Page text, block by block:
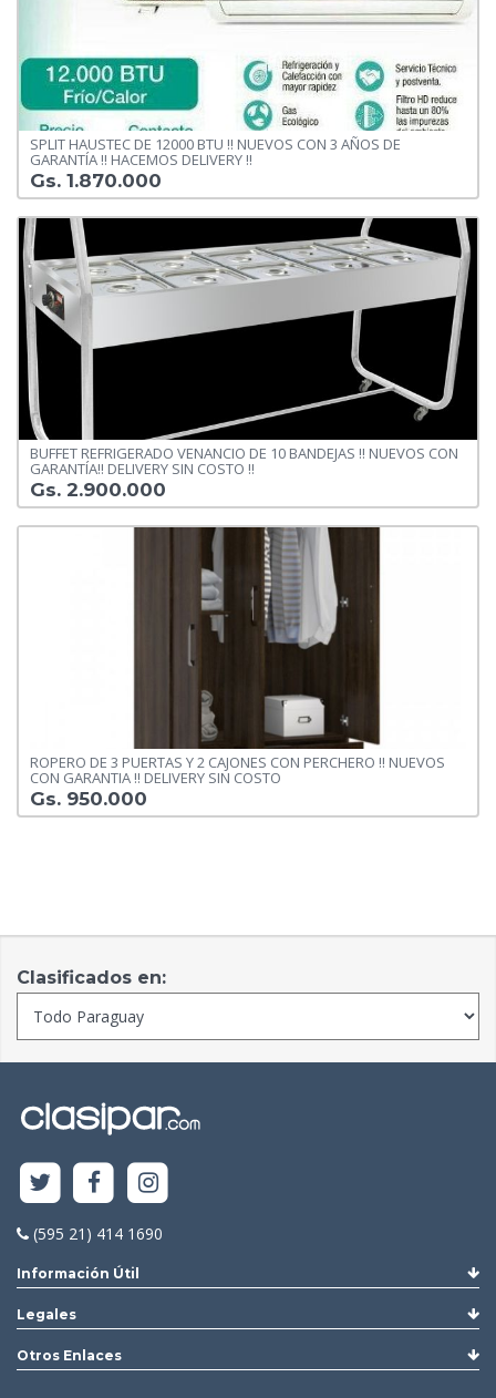
SPLIT HAUSTEC DE 12000 BTU !! NUEVOS CON 3 AÑOS DE
GARANTÍA !! HACEMOS DELIVERY !!
Gs. 1.870.000
BUFFET REFRIGERADO VENANCIO DE 10 BANDEJAS !! NUEVOS CON
GARANTÍA!! DELIVERY SIN COSTO !!
Gs. 2.900.000
ROPERO DE 3 PUERTAS Y 2 CAJONES CON PERCHERO !! NUEVOS
CON GARANTIA !! DELIVERY SIN COSTO
Gs. 950.000
Clasificados en:
(595 21) 414 1690
Información Útil
Legales
Otros Enlaces